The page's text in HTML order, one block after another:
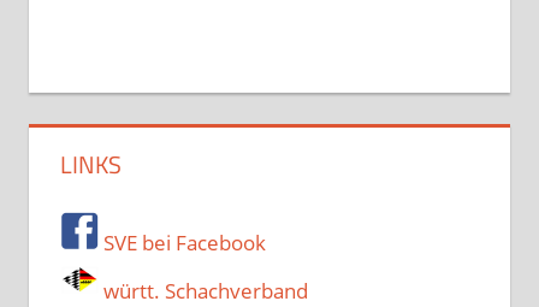
LINKS
SVE bei Facebook
württ. Schachverband